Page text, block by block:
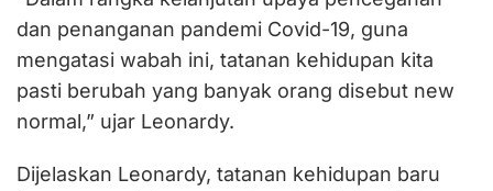
dan penanganan pandemi Covid-19, guna
mengatasi wabah ini, tatanan kehidupan kita
pasti berubah yang banyak orang disebut new
normal,” ujar Leonardy.
Dijelaskan Leonardy, tatanan kehidupan baru